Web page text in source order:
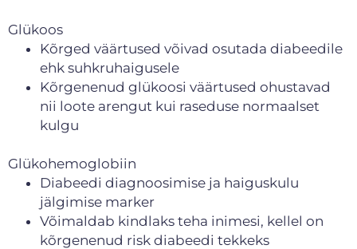
Glükoos
Kõrged väärtused võivad osutada diabeedile
ehk suhkruhaigusele
Kõrgenenud glükoosi väärtused ohustavad
nii loote arengut kui raseduse normaalset
kulgu
Glükohemoglobiin
Diabeedi diagnoosimise ja haiguskulu
jälgimise marker
Võimaldab kindlaks teha inimesi, kellel on
kõrgenenud risk diabeedi tekkeks